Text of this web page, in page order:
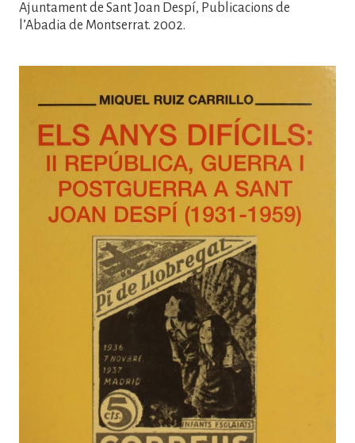
Ajuntament de Sant Joan Despí, Publicacions de
l’Abadia de Montserrat. 2002.